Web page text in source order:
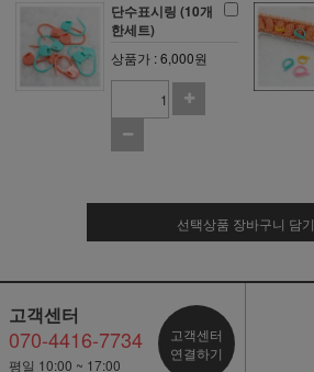
단수표시링 (10개
한세트)
상품가 : 6,000원
선택상품 장바구니 담기
고객센터
070-4416-7734
평일 10:00 ~ 17:00
고객센터
연결하기